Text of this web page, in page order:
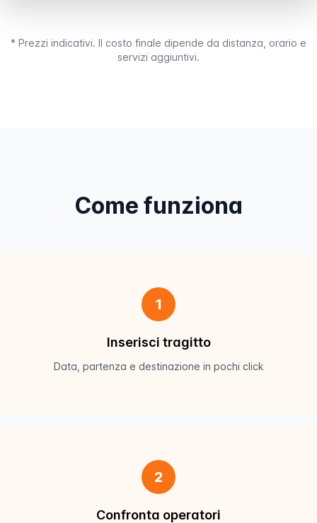
* Prezzi indicativi. Il costo finale dipende da distanza, orario e
servizi aggiuntivi.
Come funziona
1
Inserisci tragitto
Data, partenza e destinazione in pochi click
2
Confronta operatori